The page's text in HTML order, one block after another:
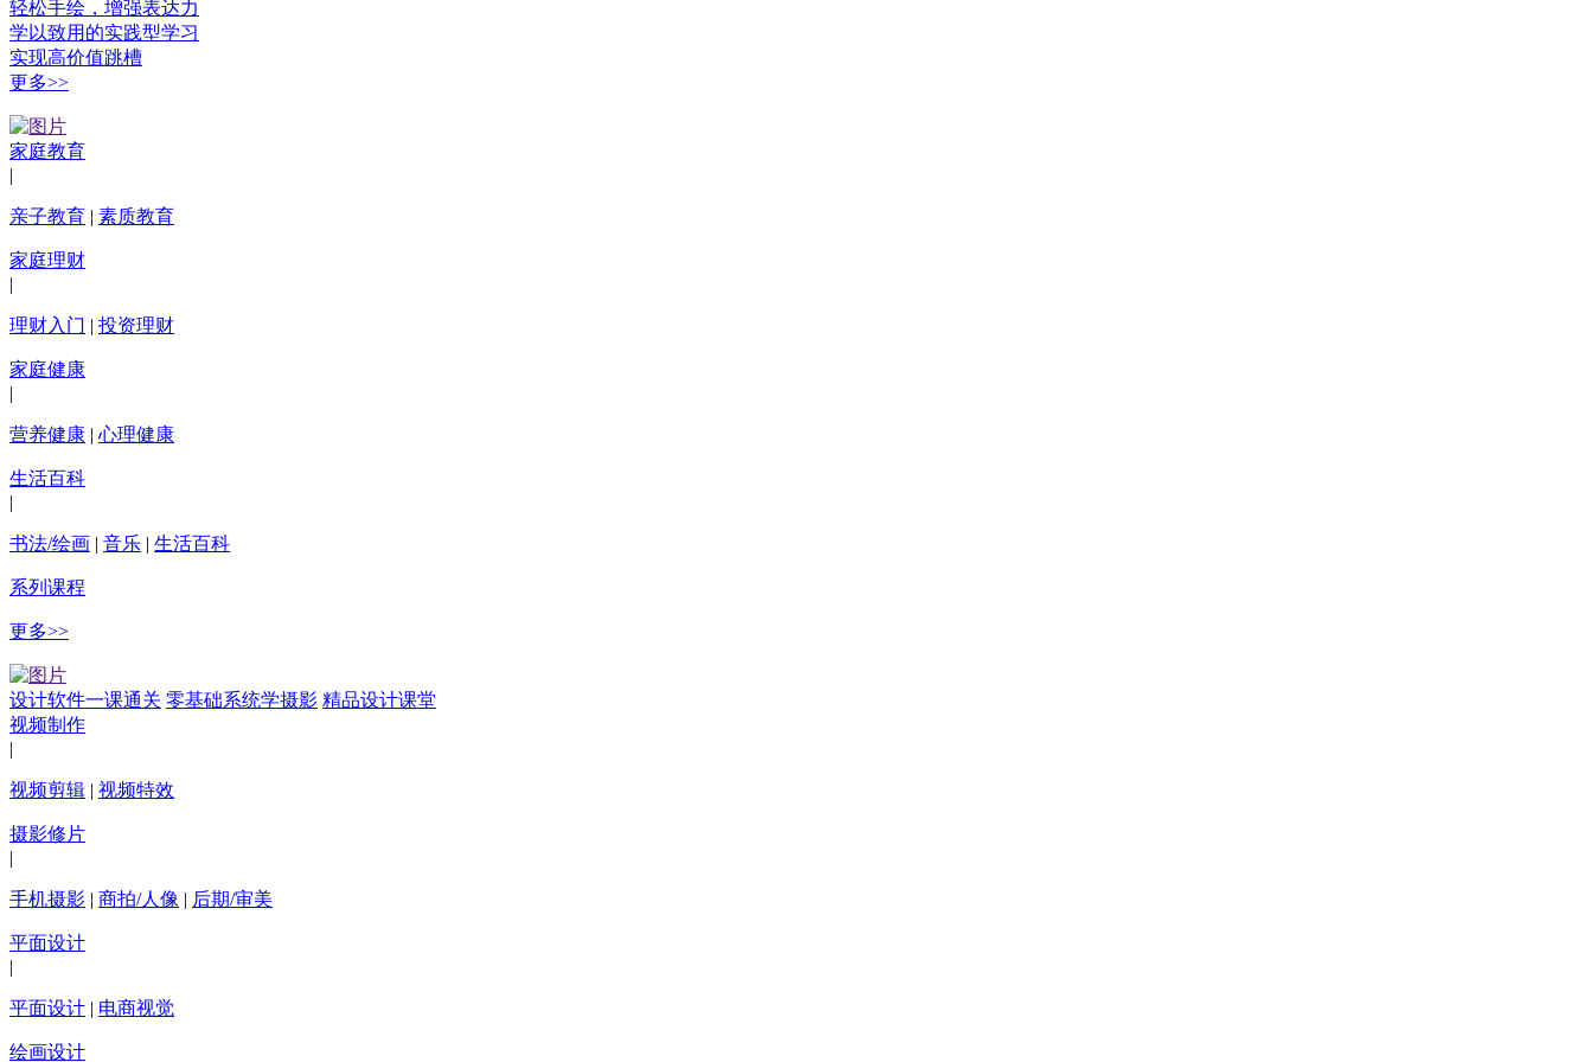
轻松手绘，增强表达力
学以致用的实践型学习
实现高价值跳槽
更多>>
家庭教育
|
亲子教育 | 素质教育
家庭理财
|
理财入门 | 投资理财
家庭健康
|
营养健康 | 心理健康
生活百科
|
书法/绘画 | 音乐 | 生活百科
系列课程
更多>>
设计软件一课通关 零基础系统学摄影 精品设计课堂
视频制作
|
视频剪辑 | 视频特效
摄影修片
|
手机摄影 | 商拍/人像 | 后期/审美
平面设计
|
平面设计 | 电商视觉
绘画设计